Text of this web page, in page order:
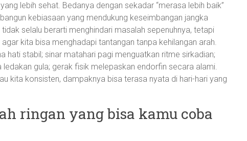
lebih sehat. Bedanya dengan sekadar “merasa lebih baik”
kebiasaan yang mendukung keseimbangan jangka
selalu berarti menghindari masalah sepenuhnya, tetapi
kita bisa menghadapi tantangan tanpa kehilangan arah.
hati stabil; sinar matahari pagi menguatkan ritme sirkadian;
gula; gerak fisik melepaskan endorfin secara alami.
kita konsisten, dampaknya bisa terasa nyata di hari-hari yang
ringan yang bisa kamu coba